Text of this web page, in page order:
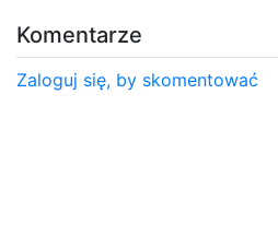
Komentarze
Zaloguj się, by skomentować